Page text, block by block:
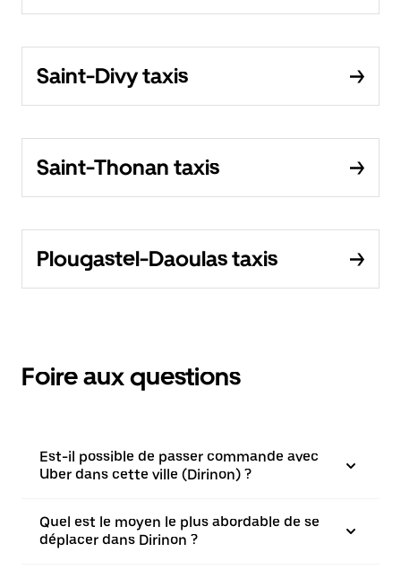
Saint-Divy taxis
Saint-Thonan taxis
Plougastel-Daoulas taxis
Foire aux questions
Est-il possible de passer commande avec
Uber dans cette ville (Dirinon) ?
Quel est le moyen le plus abordable de se
déplacer dans Dirinon ?